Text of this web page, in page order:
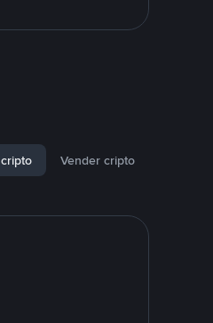
Vender cripto